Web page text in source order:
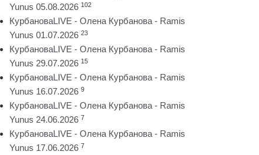
Yunus 05.08.2026 102
КурбановаLIVE - Олена Курбанова - Ramis
Yunus 01.07.2026 23
КурбановаLIVE - Олена Курбанова - Ramis
Yunus 29.07.2026 15
КурбановаLIVE - Олена Курбанова - Ramis
Yunus 16.07.2026 9
КурбановаLIVE - Олена Курбанова - Ramis
Yunus 24.06.2026 7
КурбановаLIVE - Олена Курбанова - Ramis
Yunus 17.06.2026 7